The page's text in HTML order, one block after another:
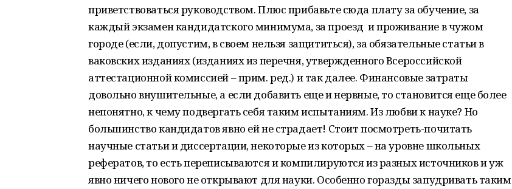
приветствоваться руководством. Плюс прибавьте сюда плату за обучение, за
каждый экзамен кандидатского минимума, за проезд и проживание в чужом
городе (если, допустим, в своем нельзя защититься), за обязательные статьи в
ваковских изданиях (изданиях из перечня, утвержденного Всероссийской
аттестационной комиссией – прим. ред.) и так далее. Финансовые затраты
довольно внушительные, а если добавить еще и нервные, то становится еще более
непонятно, к чему подвергать себя таким испытаниям. Из любви к науке? Но
большинство кандидатов явно ей не страдает! Стоит посмотреть-почитать
научные статьи и диссертации, некоторые из которых – на уровне школьных
рефератов, то есть переписываются и компилируются из разных источников и уж
явно ничего нового не открывают для науки. Особенно горазды запудривать таким